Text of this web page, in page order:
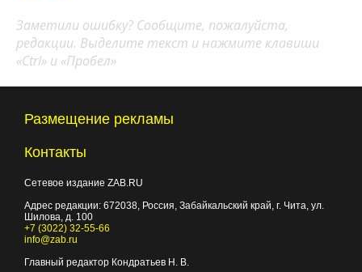
Заметили ошибку? Сообщите, пожалуйста,
редакции. Выделите текст и нажмите клавиши
«Ctrl» и «Пробел»
Размещение рекламы
Контакты
Сетевое издание ZAB.RU
Адрес редакции: 672038, Россия, Забайкальский край, г. Чита, ул.
Шилова, д. 100
+7 (3022) 32-55-66
info@zab.ru
Главный редактор Кондратьев Н. В.